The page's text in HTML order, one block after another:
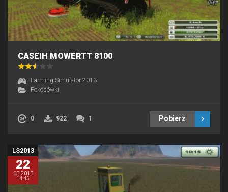
CASEIH MOWERTT 8100
Farming Simulator 2013
Pokosówki
0 922 1 Pobierz
LS2013
22
05.2013
14:45